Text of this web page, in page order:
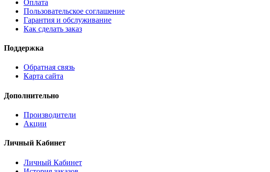
Оплата
Пользовательское соглашение
Гарантия и обслуживание
Как сделать заказ
Поддержка
Обратная связь
Карта сайта
Дополнительно
Производители
Акции
Личный Кабинет
Личный Кабинет